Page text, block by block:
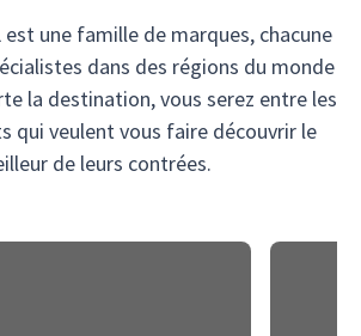
est une famille de marques, chacune
dans des régions du monde
la destination, vous serez entre les
qui veulent vous faire découvrir le
de leurs contrées.